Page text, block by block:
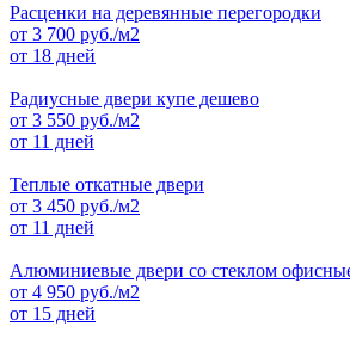
Расценки на деревянные перегородки
от 3 700 руб./м2
от 18 дней
Радиусные двери купе дешево
от 3 550 руб./м2
от 11 дней
Теплые откатные двери
от 3 450 руб./м2
от 11 дней
Алюминиевые двери со стеклом
от 4 950 руб./м2
от 15 дней